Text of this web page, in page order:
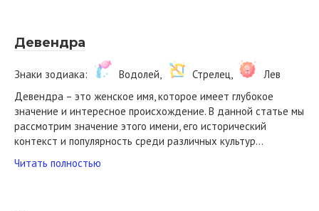
Девендра
Знаки зодиака: Водолей, Стрелец,
Лев
Девендра – это женское имя, которое имеет глубокое
значение и интересное происхождение. В данной статье мы
рассмотрим значение этого имени, его исторический
контекст и популярность среди различных культур…
Читать полностью